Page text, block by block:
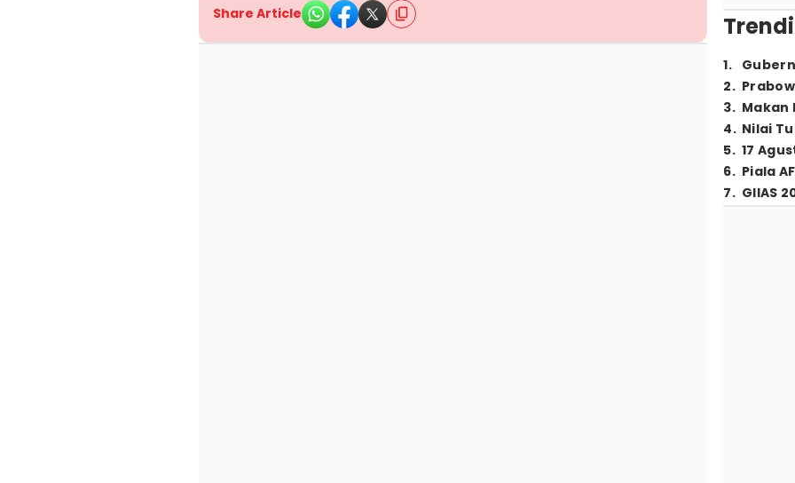
Share Article
1.
2.
3. Makan
4. Nilai
5. 17
6. Piala
7. GIIAS